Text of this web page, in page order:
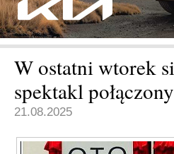
W ostatni wtorek
spektakl
21.08.2025